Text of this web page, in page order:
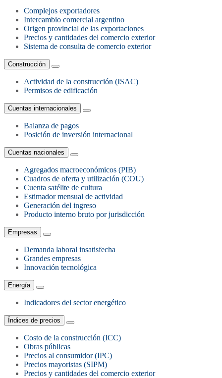
Complejos exportadores
Intercambio comercial argentino
Origen provincial de las exportaciones
Precios y cantidades del comercio exterior
Sistema de consulta de comercio exterior
Construcción
Actividad de la construcción (ISAC)
Permisos de edificación
Cuentas internacionales
Balanza de pagos
Posición de inversión internacional
Cuentas nacionales
Agregados macroeconómicos (PIB)
Cuadros de oferta y utilización (COU)
Cuenta satélite de cultura
Estimador mensual de actividad
Generación del ingreso
Producto interno bruto por jurisdicción
Empresas
Demanda laboral insatisfecha
Grandes empresas
Innovación tecnológica
Energía
Indicadores del sector energético
Índices de precios
Costo de la construcción (ICC)
Obras públicas
Precios al consumidor (IPC)
Precios mayoristas (SIPM)
Precios y cantidades del comercio exterior